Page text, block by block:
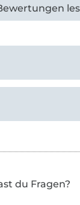
du Fragen?